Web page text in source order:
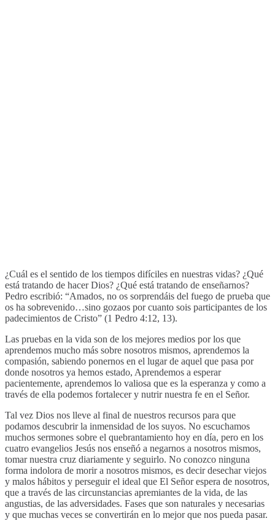
¿Cuál es el sentido de los tiempos difíciles en nuestras vidas? ¿Qué
está tratando de hacer Dios? ¿Qué está tratando de enseñarnos?
Pedro escribió: “Amados, no os sorprendáis del fuego de prueba que
os ha sobrevenido…sino gozaos por cuanto sois participantes de los
padecimientos de Cristo” (1 Pedro 4:12, 13).
Las pruebas en la vida son de los mejores medios por los que
aprendemos mucho más sobre nosotros mismos, aprendemos la
compasión, sabiendo ponernos en el lugar de aquel que pasa por
donde nosotros ya hemos estado, Aprendemos a esperar
pacientemente, aprendemos lo valiosa que es la esperanza y como a
través de ella podemos fortalecer y nutrir nuestra fe en el Señor.
Tal vez Dios nos lleve al final de nuestros recursos para que
podamos descubrir la inmensidad de los suyos. No escuchamos
muchos sermones sobre el quebrantamiento hoy en día, pero en los
cuatro evangelios Jesús nos enseñó a negarnos a nosotros mismos,
tomar nuestra cruz diariamente y seguirlo. No conozco ninguna
forma indolora de morir a nosotros mismos, es decir desechar viejos
y malos hábitos y perseguir el ideal que El Señor espera de nosotros,
que a través de las circunstancias apremiantes de la vida, de las
angustias, de las adversidades. Fases que son naturales y necesarias
y que muchas veces se convertirán en lo mejor que nos pueda pasar.